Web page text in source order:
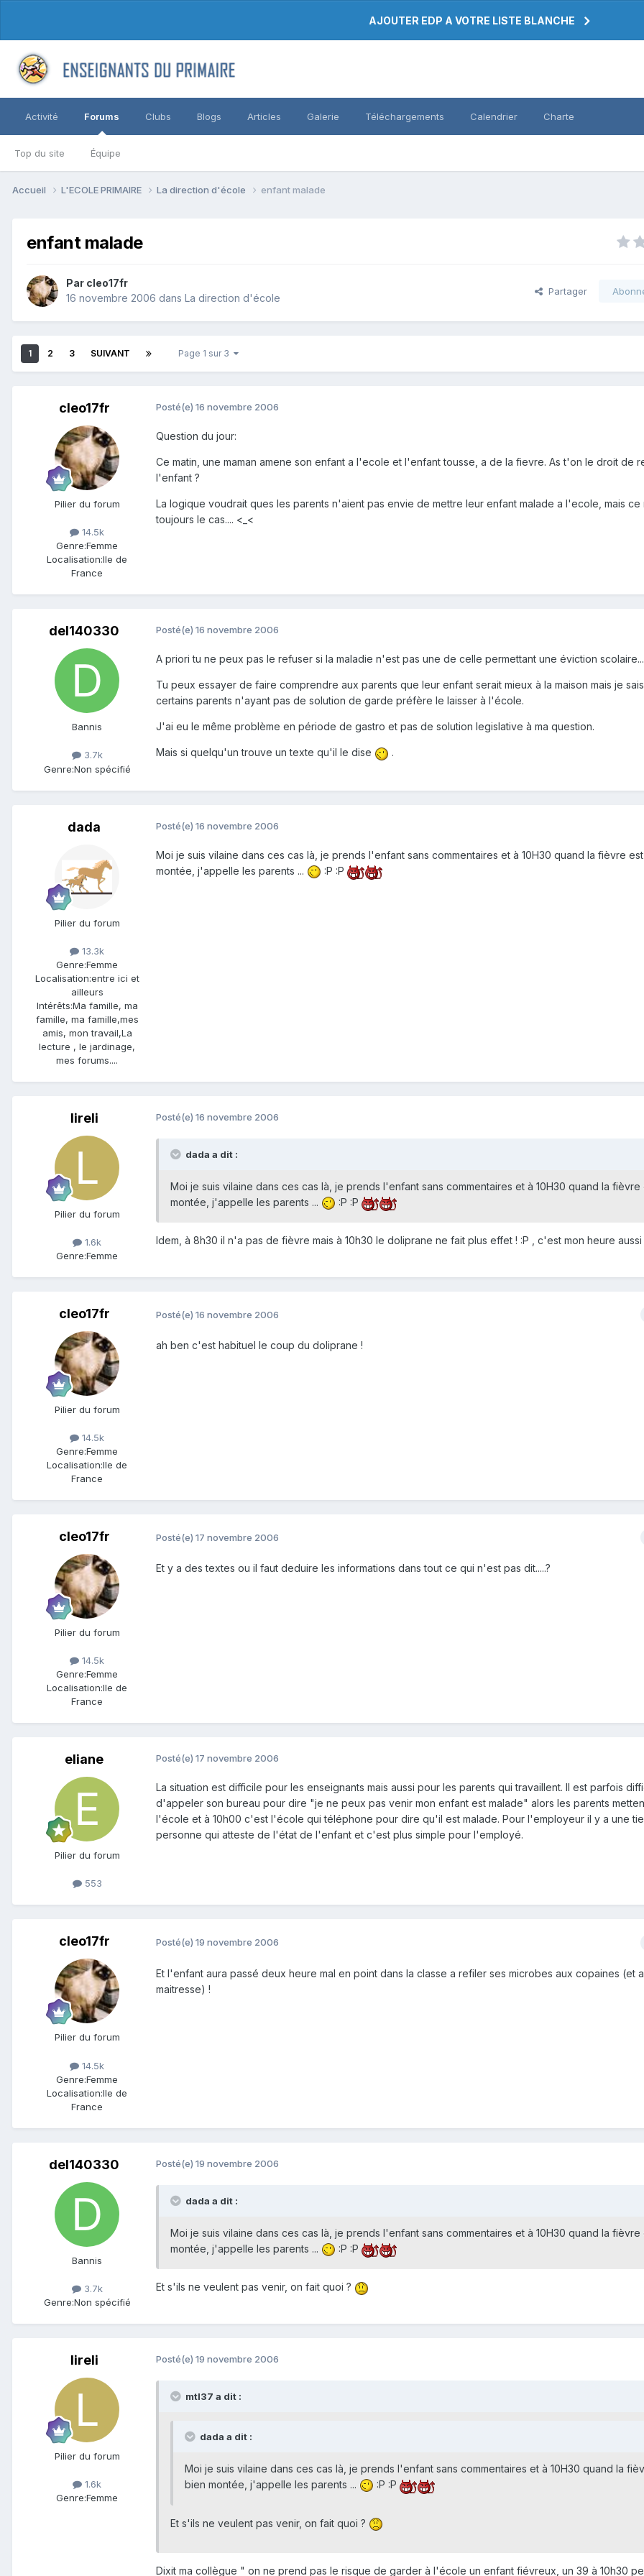
AJOUTER EDP A VOTRE LISTE BLANCHE
Activité Forums
Top du site Équipe
Clubs Blogs Articles Galerie Téléchargements Calendrier Charte
Accueil L'ECOLE PRIMAIRE La direction d'école enfant malade
enfant malade
Par cleo17fr
16 novembre 2006 dans La direction d'école
Partager
1 2 3 SUIVANT Page 1 sur 3
cleo17fr
Pilier du forum
14.5k
Genre:Femme
Localisation:Ile de
France
Posté(e) 16 novembre 2006
Question du jour:
Ce matin, une maman amene son enfant a l'ecole et l'enfant tousse, a de la fievre. As t'on le droit de
l'enfant ?
La logique voudrait ques les parents n'aient pas envie de mettre leur enfant malade a l'ecole, mais ce
toujours le cas.... <_<
del140330
Bannis
3.7k
Genre:Non spécifié
Posté(e) 16 novembre 2006
A priori tu ne peux pas le refuser si la maladie n'est pas une de celle permettant une éviction scolaire...
Tu peux essayer de faire comprendre aux parents que leur enfant serait mieux à la maison mais je
certains parents n'ayant pas de solution de garde préfère le laisser à l'école.
J'ai eu le même problème en période de gastro et pas de solution legislative à ma question.
Mais si quelqu'un trouve un texte qu'il le dise .
dada
Pilier du forum
13.3k
Genre:Femme
Localisation:entre ici et
ailleurs
Intérêts:Ma famille, ma
famille, ma famille,mes
amis, mon travail,La
lecture , le jardinage,
mes forums....
Posté(e) 16 novembre 2006
Moi je suis vilaine dans ces cas là, je prends l'enfant sans commentaires et à 10H30 quand la fièvre
montée, j'appelle les parents ...
:P :P
lireli
Pilier du forum
1.6k
Genre:Femme
Posté(e) 16 novembre 2006
dada a dit :
Moi je suis vilaine dans ces cas là, je prends l'enfant sans commentaires et à 10H30 quand la fièvre
montée, j'appelle les parents ...
:P :P
Idem, à 8h30 il n'a pas de fièvre mais à 10h30 le doliprane ne fait plus effet ! :P , c'est mon heure aussi
cleo17fr
Pilier du forum
14.5k
Genre:Femme
Localisation:Ile de
France
Posté(e) 16 novembre 2006
ah ben c'est habituel le coup du doliprane !
cleo17fr
Pilier du forum
14.5k
Genre:Femme
Localisation:Ile de
France
Posté(e) 17 novembre 2006
Et y a des textes ou il faut deduire les informations dans tout ce qui n'est pas dit.....?
eliane
Pilier du forum
553
Posté(e) 17 novembre 2006
La situation est difficile pour les enseignants mais aussi pour les parents qui travaillent. Il est parfois
d'appeler son bureau pour dire "je ne peux pas venir mon enfant est malade" alors les parents
l'école et à 10h00 c'est l'école qui téléphone pour dire qu'il est malade. Pour l'employeur il y a une
personne qui atteste de l'état de l'enfant et c'est plus simple pour l'employé.
cleo17fr
Pilier du forum
14.5k
Genre:Femme
Localisation:Ile de
France
Posté(e) 19 novembre 2006
Et l'enfant aura passé deux heure mal en point dans la classe a refiler ses microbes aux copaines (et
maitresse) !
del140330
Bannis
3.7k
Genre:Non spécifié
Posté(e) 19 novembre 2006
dada a dit :
Moi je suis vilaine dans ces cas là, je prends l'enfant sans commentaires et à 10H30 quand la fièvre
montée, j'appelle les parents ...
:P :P
Et s'ils ne veulent pas venir, on fait quoi ?
lireli
Pilier du forum
1.6k
Genre:Femme
Posté(e) 19 novembre 2006
mtl37 a dit :
dada a dit :
Moi je suis vilaine dans ces cas là, je prends l'enfant sans commentaires et à 10H30 quand la
bien montée, j'appelle les parents ...
:P :P
Et s'ils ne veulent pas venir, on fait quoi ?
Dixit ma collègue " on ne prend pas le risque de garder à l'école un enfant fiévreux, un 39 à 10h30